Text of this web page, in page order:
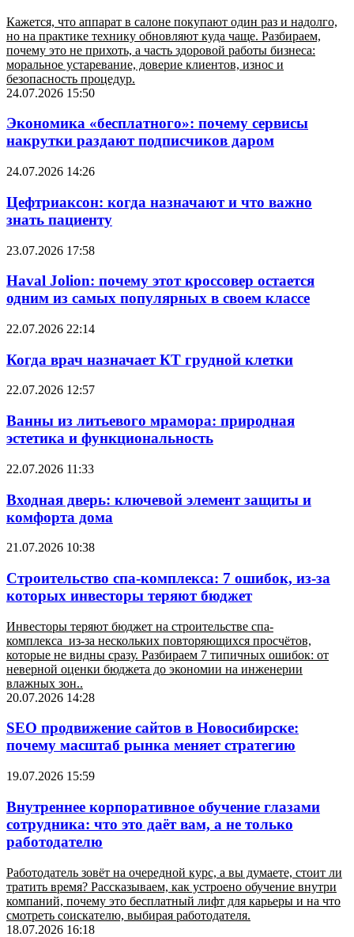
Кажется, что аппарат в салоне покупают один раз и надолго,
но на практике технику обновляют куда чаще. Разбираем,
почему это не прихоть, а часть здоровой работы бизнеса:
моральное устаревание, доверие клиентов, износ и
безопасность процедур.
24.07.2026 15:50
Экономика «бесплатного»: почему сервисы
накрутки раздают подписчиков даром
24.07.2026 14:26
Цефтриаксон: когда назначают и что важно
знать пациенту
23.07.2026 17:58
Haval Jolion: почему этот кроссовер остается
одним из самых популярных в своем классе
22.07.2026 22:14
Когда врач назначает КТ грудной клетки
22.07.2026 12:57
Ванны из литьевого мрамора: природная
эстетика и функциональность
22.07.2026 11:33
Входная дверь: ключевой элемент защиты и
комфорта дома
21.07.2026 10:38
Строительство спа-комплекса: 7 ошибок, из-за
которых инвесторы теряют бюджет
Инвесторы теряют бюджет на строительстве спа-
комплекса из-за нескольких повторяющихся просчётов,
которые не видны сразу. Разбираем 7 типичных ошибок: от
неверной оценки бюджета до экономии на инженерии
влажных зон..
20.07.2026 14:28
SEO продвижение сайтов в Новосибирске:
почему масштаб рынка меняет стратегию
19.07.2026 15:59
Внутреннее корпоративное обучение глазами
сотрудника: что это даёт вам, а не только
работодателю
Работодатель зовёт на очередной курс, а вы думаете, стоит ли
тратить время? Рассказываем, как устроено обучение внутри
компаний, почему это бесплатный лифт для карьеры и на что
смотреть соискателю, выбирая работодателя.
18.07.2026 16:18